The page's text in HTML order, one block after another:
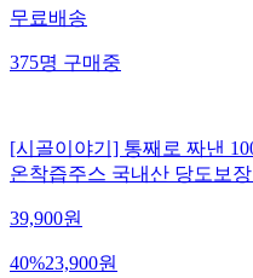
무료배송
375명구매중
[시골이야기] 통째로 짜낸